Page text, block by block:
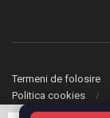
Termeni de folosire
Politica cookies